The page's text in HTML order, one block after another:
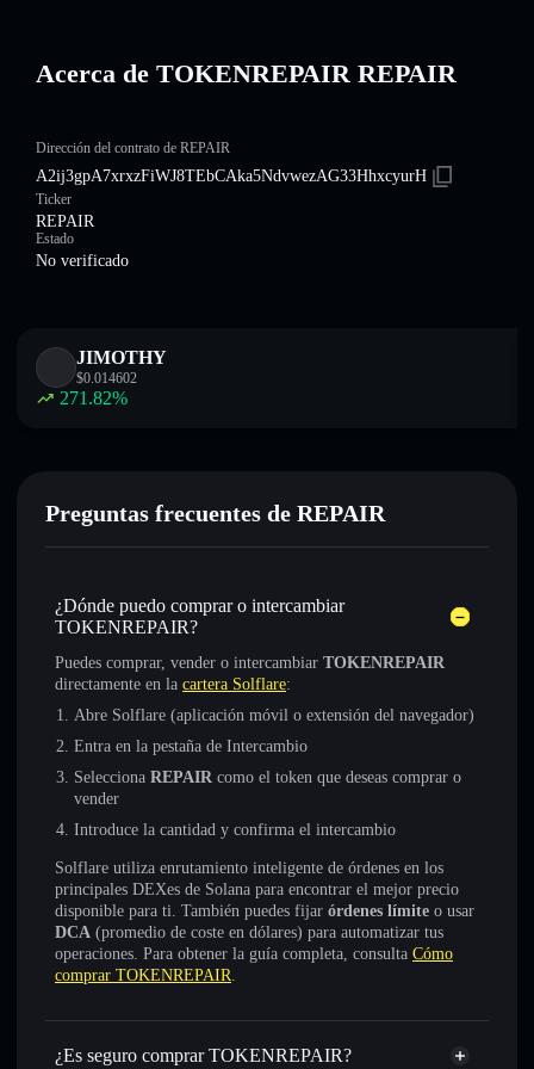
Acerca de TOKENREPAIR REPAIR
Dirección del contrato de REPAIR
A2ij3gpA7xrxzFiWJ8TEbCAka5NdvwezAG33HhxcyurH
Ticker
REPAIR
Estado
No verificado
JIMOTHY
$0.014602
271.82%
Preguntas frecuentes de REPAIR
¿Dónde puedo comprar o intercambiar
TOKENREPAIR?
Puedes comprar, vender o intercambiar TOKENREPAIR
directamente en la cartera Solflare:
Abre Solflare (aplicación móvil o extensión del navegador)
Entra en la pestaña de Intercambio
Selecciona REPAIR como el token que deseas comprar o
vender
Introduce la cantidad y confirma el intercambio
Solflare utiliza enrutamiento inteligente de órdenes en los
principales DEXes de Solana para encontrar el mejor precio
disponible para ti. También puedes fijar órdenes límite o usar
DCA (promedio de coste en dólares) para automatizar tus
operaciones. Para obtener la guía completa, consulta Cómo
comprar TOKENREPAIR.
¿Es seguro comprar TOKENREPAIR?